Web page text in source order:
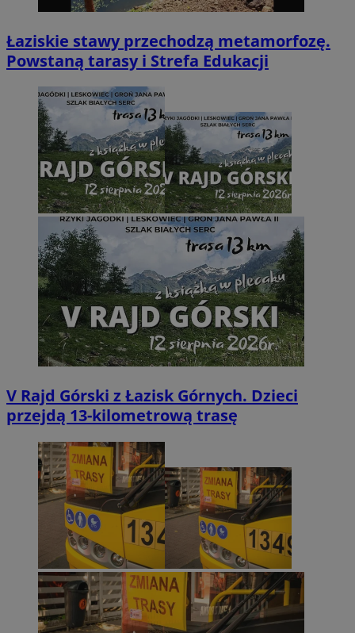
Łaziskie stawy przechodzą metamorfozę.
Powstaną tarasy i Strefa Edukacji
V Rajd Górski z Łazisk Górnych. Dzieci
przejdą 13-kilometrową trasę